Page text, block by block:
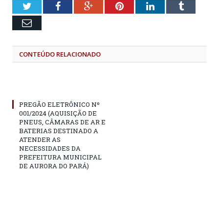
TwitterFacebookGoogle+PinterestLinkedInTumblr
Email
CONTEÚDO RELACIONADO
PREGÃO ELETRÔNICO Nº
001/2024 (AQUISIÇÃO DE
PNEUS, CÂMARAS DE AR E
BATERIAS DESTINADO A
ATENDER AS
NECESSIDADES DA
PREFEITURA MUNICIPAL
DE AURORA DO PARÁ)